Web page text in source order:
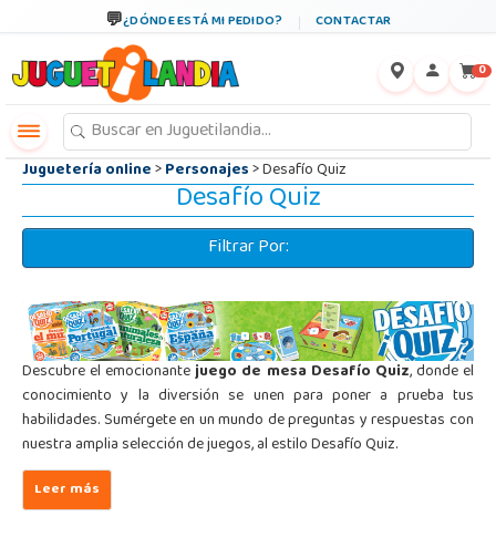
¿DÓNDE ESTÁ MI PEDIDO? CONTACTAR
0
Juguetería online>Personajes> Desafío Quiz
Desafío Quiz
Filtrar Por:
Descubre el emocionantejuego de mesa Desafío Quiz, donde el
conocimiento y la diversión se unen para poner a prueba tus
habilidades. Sumérgete en un mundo de preguntas y respuestas con
nuestra amplia selección de juegos, al estilo Desafío Quiz.